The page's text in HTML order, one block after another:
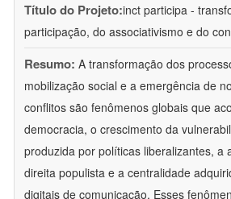
Título do Projeto:inct participa -
participação, do associativismo e do
Resumo: A transformação dos
mobilização social e a emergência de
conflitos são fenômenos globais que
democracia, o crescimento da
produzida por políticas liberalizantes, a
direita populista e a centralidade
digitais de comunicação. Esses